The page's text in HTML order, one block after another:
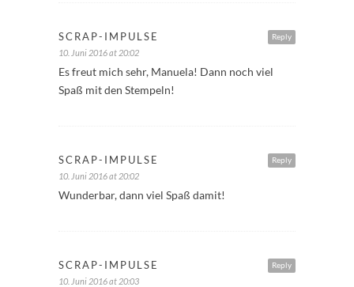
Reply
SCRAP-IMPULSE
10. Juni 2016 at 20:02
Es freut mich sehr, Manuela! Dann noch viel
Spaß mit den Stempeln!
Reply
SCRAP-IMPULSE
10. Juni 2016 at 20:02
Wunderbar, dann viel Spaß damit!
Reply
SCRAP-IMPULSE
10. Juni 2016 at 20:03